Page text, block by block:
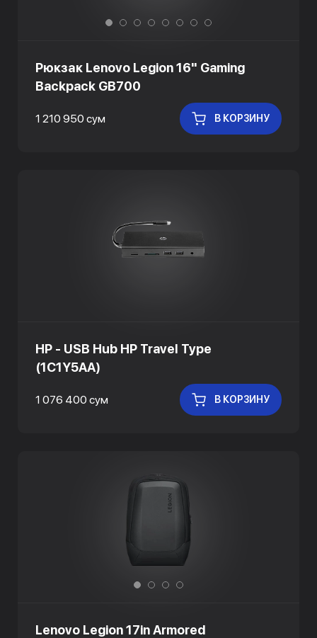
Рюкзак Lenovo Legion 16" Gaming
Backpack GB700
1 210 950 сум В КОРЗИНУ
HP - USB Hub HP Travel Type
(1C1Y5AA)
1 076 400 сум В КОРЗИНУ
Lenovo Legion 17in Armored